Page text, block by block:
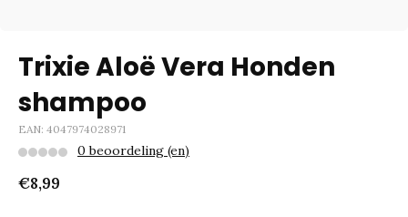
Trixie Aloë Vera Honden
shampoo
EAN: 4047974028971
0 beoordeling (en)
€8,99